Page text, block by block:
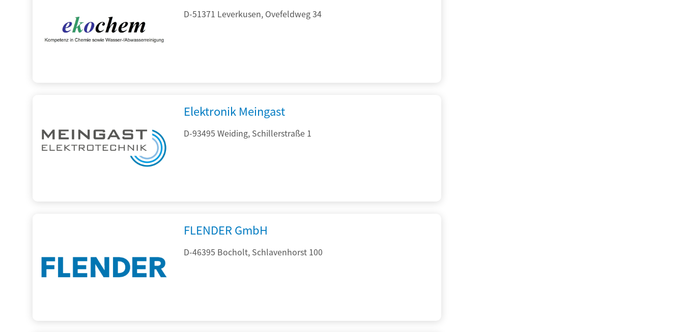
D-51371 Leverkusen, Ovefeldweg 34
Elektronik Meingast
D-93495 Weiding, Schillerstraße 1
FLENDER GmbH
D-46395 Bocholt, Schlavenhorst 100